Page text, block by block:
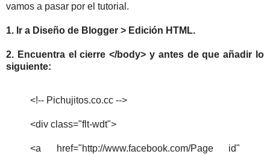
vamos a pasar por el tutorial.
1. Ir a Diseño de Blogger > Edición HTML.
2. Encuentra el cierre</body> y antes de que añadir lo
siguiente:
<!-- Pichujitos.co.cc -->
<div class="flt-wdt">
<a href="http://www.facebook.com/Page id"